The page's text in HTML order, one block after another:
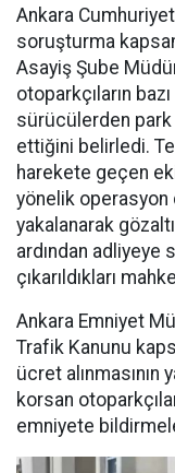
Ankara Cumhuriyet
soruşturma
Asayiş Şube
otoparkçıların
sürücülerden park
ettiğini belirledi.
harekete geçen
yönelik operasyon
yakalanarak
ardından adliyeye
çıkarıldıkları
Ankara Emniyet
Trafik Kanunu
ücret alınmasının
korsan
emniyete